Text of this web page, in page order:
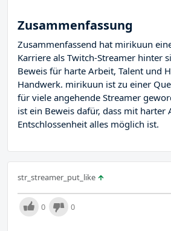
Zusammenfassung
Zusammenfassend hat mirikuun
Karriere als Twitch-Streamer hinter
Beweis für harte Arbeit, Talent und
Handwerk. mirikuun ist zu einer
für viele angehende Streamer
ist ein Beweis dafür, dass mit harter
Entschlossenheit alles möglich ist.
str_streamer_put_like
0 0